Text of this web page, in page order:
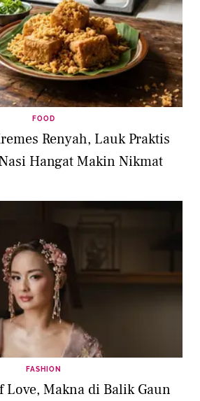
FOOD
Renyah, Lauk Praktis
Hangat Makin Nikmat
FASHION
Love, Makna di Balik Gaun